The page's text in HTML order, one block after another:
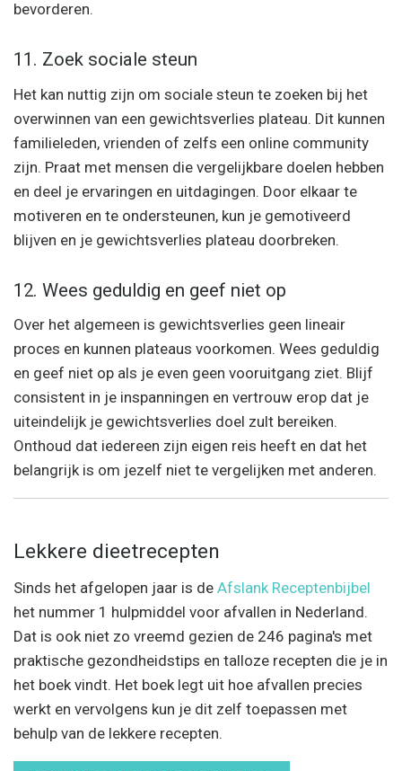
bevorderen.
11. Zoek sociale steun
Het kan nuttig zijn om sociale steun te zoeken bij het
overwinnen van een gewichtsverlies plateau. Dit kunnen
familieleden, vrienden of zelfs een online community
zijn. Praat met mensen die vergelijkbare doelen hebben
en deel je ervaringen en uitdagingen. Door elkaar te
motiveren en te ondersteunen, kun je gemotiveerd
blijven en je gewichtsverlies plateau doorbreken.
12. Wees geduldig en geef niet op
Over het algemeen is gewichtsverlies geen lineair
proces en kunnen plateaus voorkomen. Wees geduldig
en geef niet op als je even geen vooruitgang ziet. Blijf
consistent in je inspanningen en vertrouw erop dat je
uiteindelijk je gewichtsverlies doel zult bereiken.
Onthoud dat iedereen zijn eigen reis heeft en dat het
belangrijk is om jezelf niet te vergelijken met anderen.
Lekkere dieetrecepten
Sinds het afgelopen jaar is de Afslank Receptenbijbel
het nummer 1 hulpmiddel voor afvallen in Nederland.
Dat is ook niet zo vreemd gezien de 246 pagina's met
praktische gezondheidstips en talloze recepten die je in
het boek vindt. Het boek legt uit hoe afvallen precies
werkt en vervolgens kun je dit zelf toepassen met
behulp van de lekkere recepten.